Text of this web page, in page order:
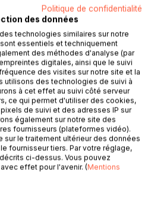
Hugo est un roman
le lecteur dans
L'histoire suit Gwynplaine, un
des comprachicos, des
ont gravé un sourire permanent
un philosophe ambulant,
Gwynplaine devient une
ce personnage, Hugo explore
l'injustice sociale, la
et la quête de l'identité.
où les apparences
des vérités
de l'âme peut
La critique de la société
sociales est omniprésente,
Politique de confidentialité
des données
technologies similaires sur notre
essentiels et techniquement
des méthodes d'analyse (par
digitales, ainsi que le suivi
des visites sur notre site et la
utilisons des technologies de suivi à
à cet effet au suivi côté serveur
ce qui permet d'utiliser des cookies,
de suivi et des adresses IP sur
également sur notre site des
fournisseurs (plateformes vidéo).
sur le traitement ultérieur des données
fournisseur tiers. Par votre réglage,
ci-dessus. Vous pouvez
effet pour l'avenir. (Mentions